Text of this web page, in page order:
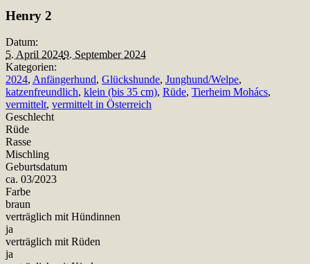
Henry 2
Datum:
5. April 20249. September 2024
Kategorien:
2024, Anfängerhund, Glückshunde, Junghund/Welpe,
katzenfreundlich, klein (bis 35 cm), Rüde, Tierheim Mohács,
vermittelt, vermittelt in Österreich
Geschlecht
Rüde
Rasse
Mischling
Geburtsdatum
ca. 03/2023
Farbe
braun
verträglich mit Hündinnen
ja
verträglich mit Rüden
ja